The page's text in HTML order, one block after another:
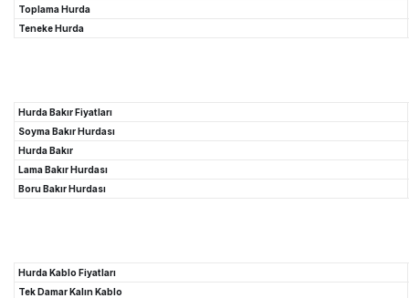
Toplama Hurda
Teneke Hurda
Hurda Bakır Fiyatları
Soyma Bakır Hurdası
Hurda Bakır
Lama Bakır Hurdası
Boru Bakır Hurdası
Hurda Kablo Fiyatları
Tek Damar Kalın Kablo